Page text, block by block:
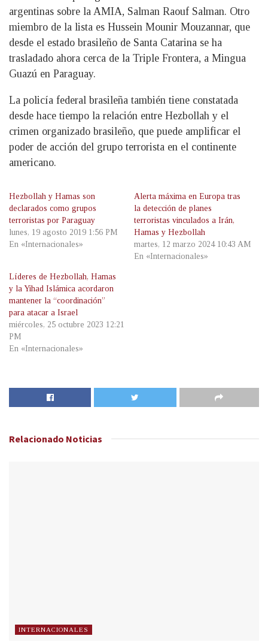
argentinas sobre la AMIA, Salman Raouf Salman. Otro
miembro de la lista es Hussein Mounir Mouzannar, que
desde el estado brasileño de Santa Catarina se ha
trasladado ahora cerca de la Triple Frontera, a Mingua
Guazú en Paraguay.
La policía federal brasileña también tiene constatada
desde hace tiempo la relación entre Hezbollah y el
crimen organizado brasileño, que puede amplificar el
poder de acción del grupo terrorista en el continente
americano.
Hezbollah y Hamas son
declarados como grupos
terroristas por Paraguay
lunes, 19 agosto 2019 1:56 PM
En «Internacionales»
Alerta máxima en Europa tras
la detección de planes
terroristas vinculados a Irán,
Hamas y Hezbollah
martes, 12 marzo 2024 10:43 AM
En «Internacionales»
Líderes de Hezbollah, Hamas
y la Yihad Islámica acordaron
mantener la “coordinación”
para atacar a Israel
miércoles, 25 octubre 2023 12:21
PM
En «Internacionales»
Relacionado Noticias
INTERNACIONALES